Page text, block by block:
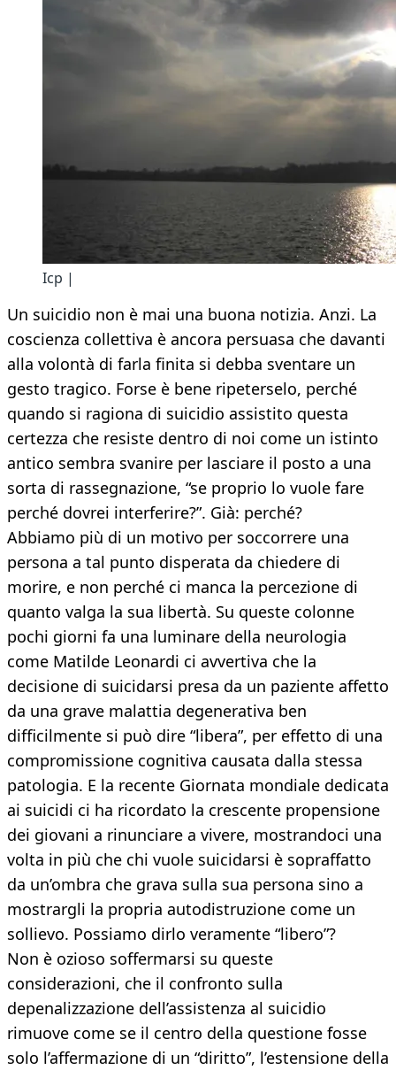
Icp |
Un suicidio non è mai una buona notizia. Anzi. La
coscienza collettiva è ancora persuasa che davanti
alla volontà di farla finita si debba sventare un
gesto tragico. Forse è bene ripeterselo, perché
quando si ragiona di suicidio assistito questa
certezza che resiste dentro di noi come un istinto
antico sembra svanire per lasciare il posto a una
sorta di rassegnazione, “se proprio lo vuole fare
perché dovrei interferire?”. Già: perché?
Abbiamo più di un motivo per soccorrere una
persona a tal punto disperata da chiedere di
morire, e non perché ci manca la percezione di
quanto valga la sua libertà. Su queste colonne
pochi giorni fa una luminare della neurologia
come Matilde Leonardi ci avvertiva che la
decisione di suicidarsi presa da un paziente affetto
da una grave malattia degenerativa ben
difficilmente si può dire “libera”, per effetto di una
compromissione cognitiva causata dalla stessa
patologia. E la recente Giornata mondiale dedicata
ai suicidi ci ha ricordato la crescente propensione
dei giovani a rinunciare a vivere, mostrandoci una
volta in più che chi vuole suicidarsi è sopraffatto
da un’ombra che grava sulla sua persona sino a
mostrargli la propria autodistruzione come un
sollievo. Possiamo dirlo veramente “libero”?
Non è ozioso soffermarsi su queste
considerazioni, che il confronto sulla
depenalizzazione dell’assistenza al suicidio
rimuove come se il centro della questione fosse
solo l’affermazione di un “diritto”, l’estensione della